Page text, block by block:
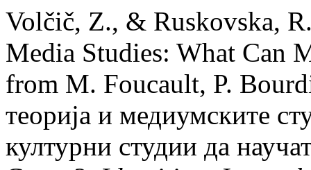
Volčič, Z., & Ruskovska,
Media Studies: What Can
from M. Foucault, P.
теорија и медиумските
културни студии да